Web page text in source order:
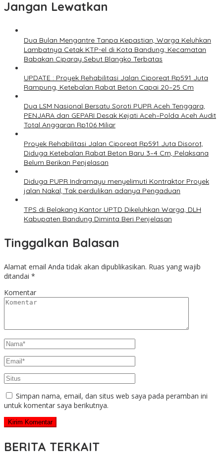
Jangan Lewatkan
Dua Bulan Mengantre Tanpa Kepastian, Warga Keluhkan
Lambatnya Cetak KTP-el di Kota Bandung; Kecamatan
Babakan Ciparay Sebut Blangko Terbatas
UPDATE : Proyek Rehabilitasi Jalan Ciporeat Rp591 Juta
Rampung, Ketebalan Rabat Beton Capai 20–25 Cm
Dua LSM Nasional Bersatu Soroti PUPR Aceh Tenggara,
PENJARA dan GEPARI Desak Kejati Aceh–Polda Aceh Audit
Total Anggaran Rp106 Miliar
Proyek Rehabilitasi Jalan Ciporeat Rp591 Juta Disorot,
Diduga Ketebalan Rabat Beton Baru 3–4 Cm, Pelaksana
Belum Berikan Penjelasan
Diduga PUPR Indramayu menyelimuti Kontraktor Proyek
jalan Nakal, Tak perdulikan adanya Pengaduan
TPS di Belakang Kantor UPTD Dikeluhkan Warga, DLH
Kabupaten Bandung Diminta Beri Penjelasan
Tinggalkan Balasan
Alamat email Anda tidak akan dipublikasikan. Ruas yang wajib
ditandai *
Komentar
Simpan nama, email, dan situs web saya pada peramban ini
untuk komentar saya berikutnya.
BERITA TERKAIT